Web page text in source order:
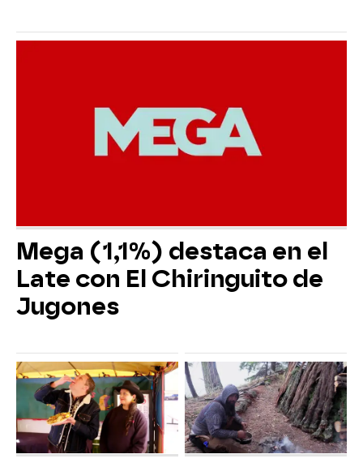
Mega (1,1%) destaca en el
Late con El Chiringuito de
Jugones